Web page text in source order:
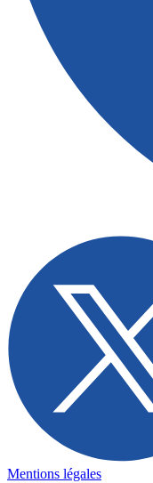
Mentions légales